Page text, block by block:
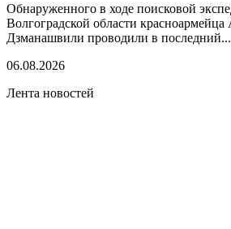
Обнаруженного в ходе поисковой
Волгоградской области красноармейца
Дзманашвили проводили в последний...
06.08.2026
Лента новостей